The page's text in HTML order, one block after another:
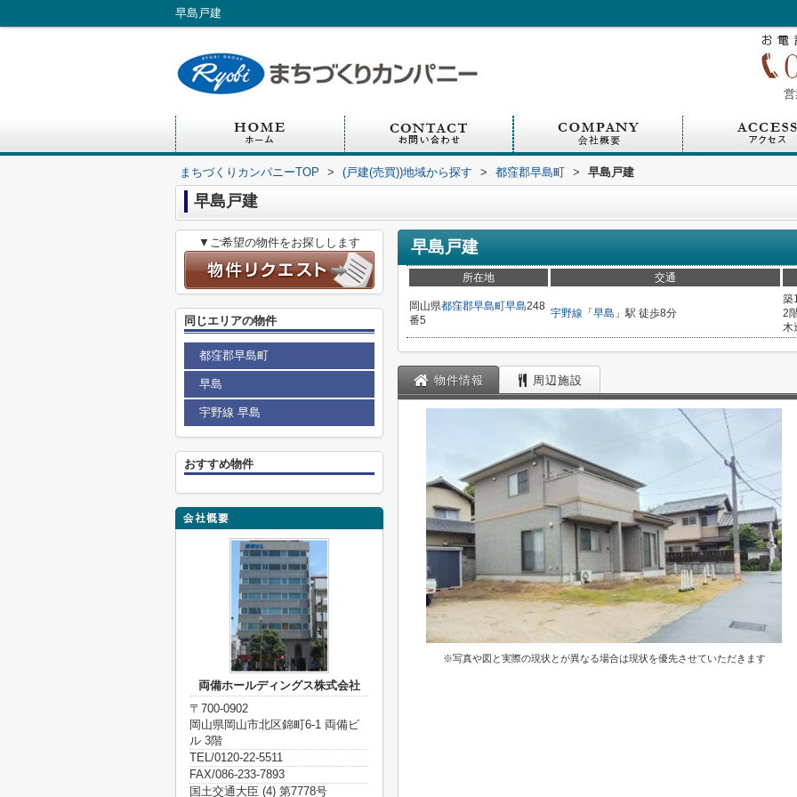
早島戸建
まちづくりカンパニーTOP > (戸建(売買))地域から探す > 都窪郡早島町 > 早島戸建
早島戸建
早島戸建
所在地 交通
岡山県都窪郡早島町早島248
番5
宇野線 「 早島 」駅 徒歩8分
築
2
木
物件情報 周辺施設
※写真や図と実際の現状とが異なる場合は現状を優先させていただきます
▼ご希望の物件をお探しします
同じエリアの物件
都窪郡早島町
早島
宇野線 早島
おすすめ物件
両備ホールディングス株式会社
〒700-0902
岡山県岡山市北区錦町6-1 両備ビ
ル 3階
TEL/0120-22-5511
FAX/086-233-7893
国土交通大臣 (4) 第7778号